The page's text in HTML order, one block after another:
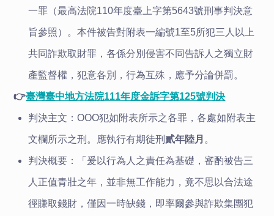
一罪（最高法院110年度臺上字第5643號刑事判決意
旨參照）。本件被告對附表一編號1至5所犯三人以上
共同詐欺取財罪，各係分別侵害不同告訴人之獨立財
產監督權，犯意各別，行為互殊，應予分論併罰。
👉臺灣臺中地方法院111年度金訴字第125號判決
判決主文：OOO犯如附表所示之各罪，各處如附表主
文欄所示之刑。應執行有期徒刑 貳年陸月 。
判決概要：「爰以行為人之責任為基礎，審酌被告三
人正值青壯之年，並非無工作能力，竟不思以合法途
徑賺取錢財，僅因一時缺錢，即率爾參與詐欺集團犯